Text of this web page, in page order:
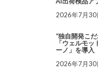
2026年7月30
“独自開発こ
「ウェルモ
ーノ」を導入
2026年7月30